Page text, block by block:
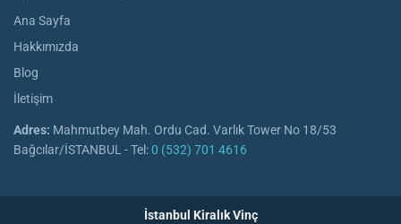
Ana Sayfa
Hakkımızda
Blog
İletişim
Adres: Mahmutbey Mah. Ordu Cad. Varlık Tower No 18/53
Bağcılar/İSTANBUL - Tel:0 (532) 701 4616
İstanbul Kiralık Vinç